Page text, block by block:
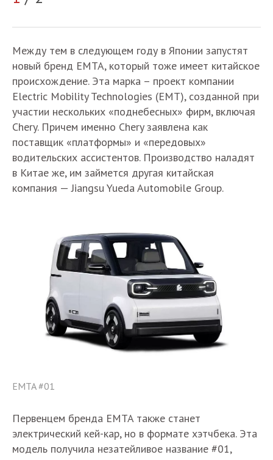
Между тем в следующем году в Японии запустят
новый бренд EMTA, который тоже имеет китайское
происхождение. Эта марка – проект компании
Electric Mobility Technologies (EMT), созданной при
участии нескольких «поднебесных» фирм, включая
Chery. Причем именно Chery заявлена как
поставщик «платформы» и «передовых»
водительских ассистентов. Производство наладят
в Китае же, им займется другая китайская
компания — Jiangsu Yueda Automobile Group.
EMTA #01
Первенцем бренда EMTA также станет
электрический кей-кар, но в формате хэтчбека. Эта
модель получила незатейливое название #01,